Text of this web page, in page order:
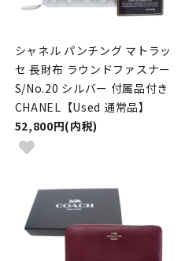
シャネル パンチング マトラッ
セ 長財布 ラウンドファスナー
S/No.20 シルバー 付属品付き
CHANEL【Used 通常品】
52,800円(内税)